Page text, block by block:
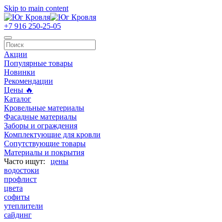
Skip to main content
+7 916 250-25-05
Акции
Популярные товары
Новинки
Рекомендации
Цены 🔥
Каталог
Кровельные материалы
Фасадные материалы
Заборы и ограждения
Комплектующие для кровли
Сопутствующие товары
Материалы и покрытия
цены
водостоки
профлист
цвета
софиты
утеплители
сайдинг